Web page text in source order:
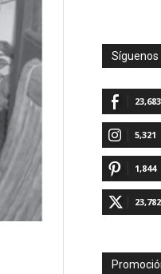
Síguenos
23,683
5,321
1,844
23,782